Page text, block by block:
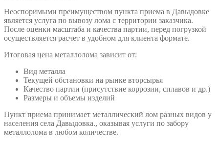
Неоспоримыми преимуществом пункта приема в Давыдовке
является услуга по вывозу лома с территории заказчика.
После оценки масштаба и качества партии, перед погрузкой
осуществляется расчет в удобном для клиента формате.
Итоговая цена металлолома зависит от:
Вид металла
Текущей обстановки на рынке вторсырья
Качество партии (присутствие коррозии, сплавов и др.)
Размеры и объемы изделий
Пункт приема принимает металлический лом разных видов у
населения села Давыдовка., оказывая услуги по забору
металлолома в любом количестве.